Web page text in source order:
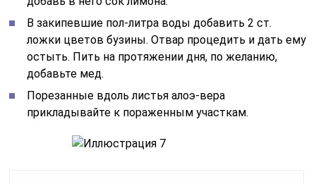
В закипевшие пол-литра воды добавить 2 ст.
ложки цветов бузины. Отвар процедить и дать ему
остыть. Пить на протяжении дня, по желанию,
добавьте мед.
Порезанные вдоль листья алоэ-вера
прикладывайте к пораженным участкам.